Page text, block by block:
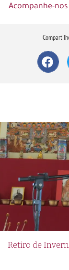
Acompanhe-
Retiro de